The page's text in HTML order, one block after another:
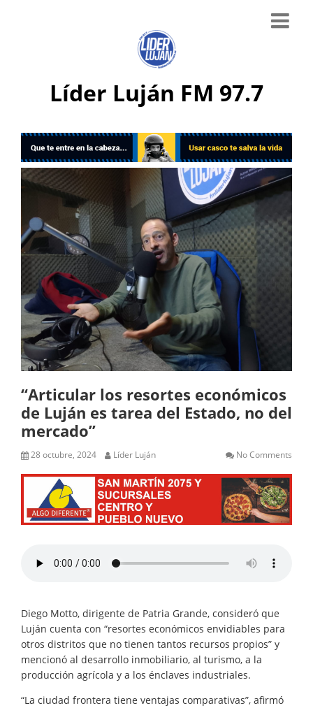
Líder Luján FM 97.7
“Articular los resortes económicos
de Luján es tarea del Estado, no del
mercado”
28 octubre, 2024 Líder Luján No Comments
Diego Motto, dirigente de Patria Grande, consideró que
Luján cuenta con “resortes económicos envidiables para
otros distritos que no tienen tantos recursos propios” y
mencionó al desarrollo inmobiliario, al turismo, a la
producción agrícola y a los énclaves industriales.
“La ciudad frontera tiene ventajas comparativas”, afirmó